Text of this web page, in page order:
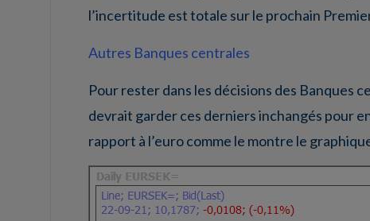
l’incertitude est totale sur le prochain
Autres Banques centrales
Pour rester dans les décisions des Banques
devrait garder ces derniers inchangés pour
rapport à l’euro comme le montre le